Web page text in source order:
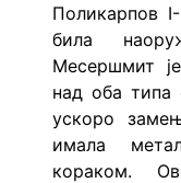
Поликарпов
била
Месершмит
над оба типа
ускоро
имала
кораком.